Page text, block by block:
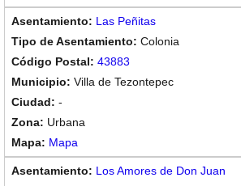
Las Peñitas
Colonia
43883
Villa de Tezontepec
-
Urbana
Mapa
Los Amores de Don Juan